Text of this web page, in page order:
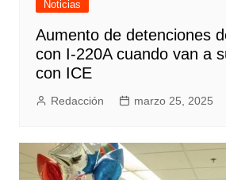
Noticias
Aumento de detenciones
con I-220A cuando van a
con ICE
Redacción marzo 25, 2025